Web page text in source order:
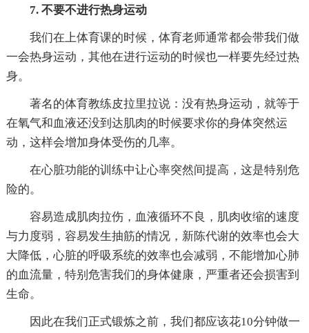
7. 不要不进行热身运动
我们在上体育课的时候，体育老师通常都会带我们做
一会热身运动，其他在进行运动的时候也一样要先经过热
身。
著名的体育教练皮拉里拉说：没有热身运动，就等于
在氧气和血液还没到达肌肉的时候要求你的身体突然运
动，这样会增加身体受伤的几率。
在心脏功能的训练中让心率突然间提高，这是特别危
险的。
容易造成肌肉拉伤，血液循环不良，肌肉收缩的速度
与力度弱，容易发生抽筋的情况，新陈代谢的效率也会大
大降低，心脏的呼吸系统的效率也会减弱，不能增加心肺
的血流量，特别危害我们的身体健康，严重者还会损害到
生命。
因此在我们正式锻炼之前，我们都应该花10分钟做一